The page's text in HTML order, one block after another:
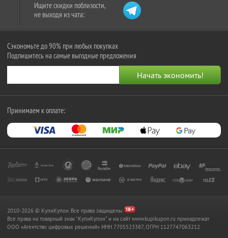
Ищите скидки поблизости,
не выходя из чата:
Сэкономьте до 90% при любых покупках
Подпишитесь на самые выгодные предложения
Принимаем к оплате:
2010-2026 © КупиКупон. Все права защищены.
Все права на товарный знак "КупиКупон" и на сайт www.kupikupon.ru принадлежат
OOO «Агентство цифровых решений» ИНН 7705523387, ОГРН 1127747063212